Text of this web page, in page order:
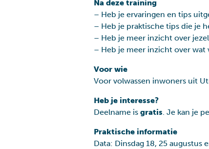
Gezondheid
Na deze training
– Heb je ervaringen en tips
– Heb je praktische tips die je
– Heb je meer inzicht over
– Heb je meer inzicht over
Voor wie
Voor volwassen inwoners uit
Heb je interesse?
Deelname is gratis. Je kan je
Praktische informatie
Data: Dinsdag 18, 25 augustus